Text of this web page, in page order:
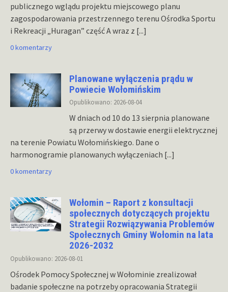
publicznego wglądu projektu miejscowego planu
zagospodarowania przestrzennego terenu Ośrodka Sportu
i Rekreacji „Huragan” część A wraz z [...]
0 komentarzy
Planowane wyłączenia prądu w
Powiecie Wołomińskim
Opublikowano: 2026-08-04
W dniach od 10 do 13 sierpnia planowane
są przerwy w dostawie energii elektrycznej
na terenie Powiatu Wołomińskiego. Dane o
harmonogramie planowanych wyłączeniach [...]
0 komentarzy
Wołomin – Raport z konsultacji
społecznych dotyczących projektu
Strategii Rozwiązywania Problemów
Społecznych Gminy Wołomin na lata
2026-2032
Opublikowano: 2026-08-01
Ośrodek Pomocy Społecznej w Wołominie zrealizował
badanie społeczne na potrzeby opracowania Strategii